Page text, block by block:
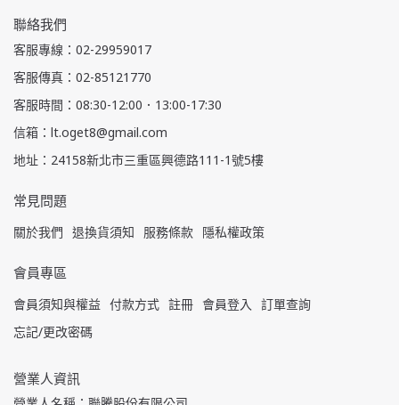
聯絡我們
客服專線：02-29959017
客服傳真：02-85121770
客服時間：08:30-12:00．13:00-17:30
信箱：lt.oget8@gmail.com
地址：24158新北市三重區興德路111-1號5樓
常見問題
關於我們 退換貨須知 服務條款 隱私權政策
會員專區
會員須知與權益 付款方式 註冊 會員登入
訂單查詢
忘記/更改密碼
營業人資訊